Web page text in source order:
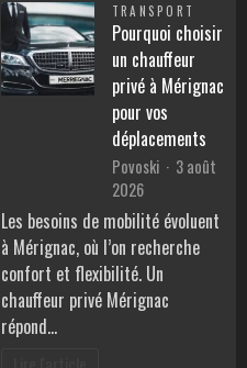
TRANSPORT
Pourquoi choisir
un chauffeur
privé à Mérignac
pour vos
déplacements
Povoski
3 août
2026
Les besoins de mobilité évoluent
à Mérignac, où l’on recherche
confort et flexibilité. Un
chauffeur privé Mérignac
répond…